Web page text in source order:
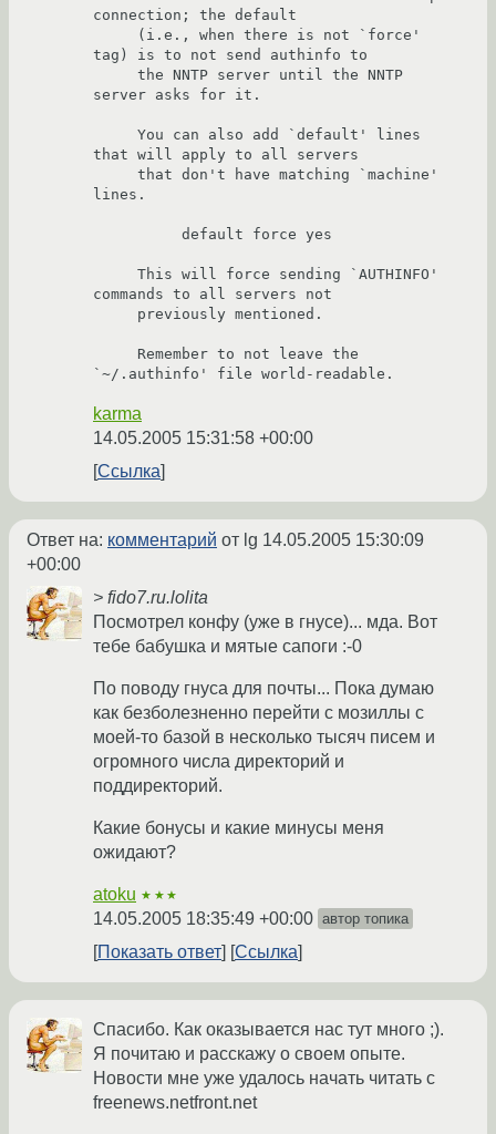
connection; the default
tag) is to not send authinfo to
server asks for it.
that will apply to all servers
lines.
commands to all servers not
karma
14.05.2005 15:31:58 +00:00
Ссылка
Ответ на: комментарий от lg 14.05.2005 15:30:09
+00:00
> fido7.ru.lolita
Посмотрел конфу (уже в гнусе)... мда. Вот
тебе бабушка и мятые сапоги :-0
По поводу гнуса для почты... Пока думаю
как безболезненно перейти с мозиллы с
моей-то базой в несколько тысяч писем и
огромного числа директорий и
поддиректорий.
Какие бонусы и какие минусы меня
ожидают?
atoku ★★★
14.05.2005 18:35:49 +00:00 автор топика
Показать ответ Ссылка
Спасибо. Как оказывается нас тут много ;).
Я почитаю и расскажу о своем опыте.
Новости мне уже удалось начать читать с
freenews.netfront.net